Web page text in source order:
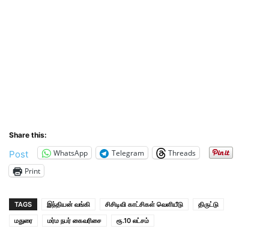
Share this:
Post WhatsApp Telegram
Threads
Print
TAGS இந்தியன் வங்கி சிசிடிவி காட்சிகள் வெளியீடு
திருட்டு
மதுரை
மர்ம நபர் கைவரிசை ரூ.10 லட்சம்